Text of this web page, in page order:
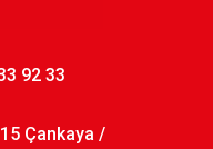
92 33
Çankaya /